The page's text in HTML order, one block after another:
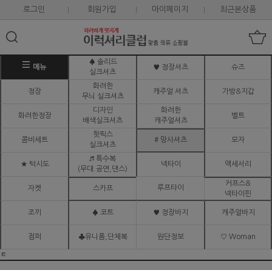
로그인 회원가입 마이페이지 최근본상품
메뉴
♠ 솔리드
실크셔츠
♥ 정장셔츠 슈즈
정장
화려한
무늬 실크셔츠
캐주얼 셔츠 가방&지갑
화려한정장
디자인
배색실크셔츠
화려한
캐주얼셔츠
벨트
콤비세트
핫픽스
실크셔츠
# 망사셔츠 모자
★ 턱시도
♬ 특수복
(무대.공연,댄스)
넥타이 액세서리
자켓 스카프 루프타이
커프스&
넥타이핀
조끼 ♠ 코트 ♥ 정장바지 캐주얼바지
점퍼 ♣유니폼,단체복 원단정보 ♡ Woman
ㅌ